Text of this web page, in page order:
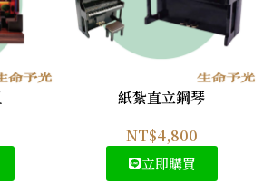
紙紮直立鋼琴
NT$4,800
立即購買